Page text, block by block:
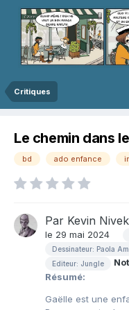
Critiques
Le chemin dans
bd ado enfance
Par Kevin Nivek
le 29 mai 2024
Dessinateur: Paola
Editeur: Jungle
Résumé:
Gaëlle est une